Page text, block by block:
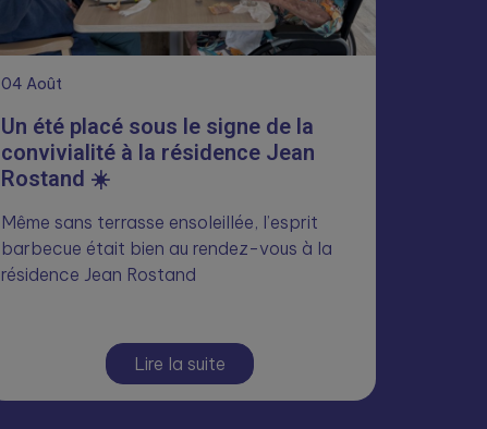
04 Août
Un été placé sous le signe de la
convivialité à la résidence Jean
Rostand ☀️
Même sans terrasse ensoleillée, l’esprit
barbecue était bien au rendez-vous à la
résidence Jean Rostand
Lire la suite